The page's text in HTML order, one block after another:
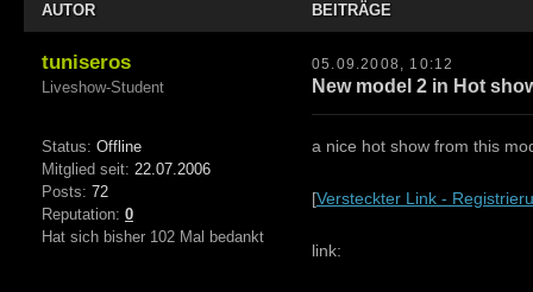
AUTOR BEITRÄGE
tuniseros
Liveshow-Student
Status: Offline
Mitglied seit: 22.07.2006
Posts: 72
Reputation: 0
Hat sich bisher 102 Mal bedankt
05.09.2008, 10:12
New model 2 in Hot
a nice hot show from this
[Versteckter Link -
link: